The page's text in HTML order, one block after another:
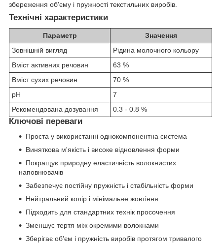
збереження об'єму і пружності текстильних виробів.
Технічні характеристики
Параметр
Значення
Зовнішній вигляд
Рідина молочного кольору
Вміст активних речовин
63 %
Вміст сухих речовин
70 %
pH
7
Рекомендована дозування
0.3 - 0.8 %
Ключові переваги
Проста у використанні однокомпонентна система
Виняткова м'якість і високе відновлення форми
Покращує природну еластичність волокнистих
наповнювачів
Забезпечує постійну пружність і стабільність форми
Нейтральний колір і мінімальне жовтіння
Підходить для стандартних технік просочення
Зменшує тертя між окремими волокнами
Зберігає об'єм і пружність виробів протягом тривалого